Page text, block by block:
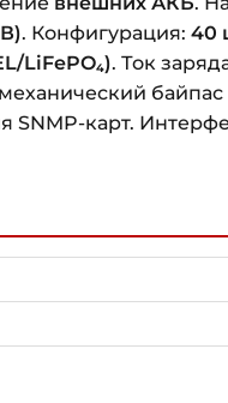
. Конфигурация:40
LiFePO₄). Ток
SNMP-карт.